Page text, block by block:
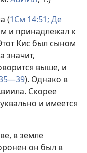
(1См 14:51; Де
и принадлежал к
Кис был сыном
значит,
выше, и
). Однако в
Скорее
и имеется
в земле
он был в